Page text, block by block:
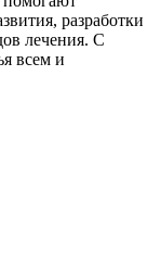
разработки
лечения. С
всем и